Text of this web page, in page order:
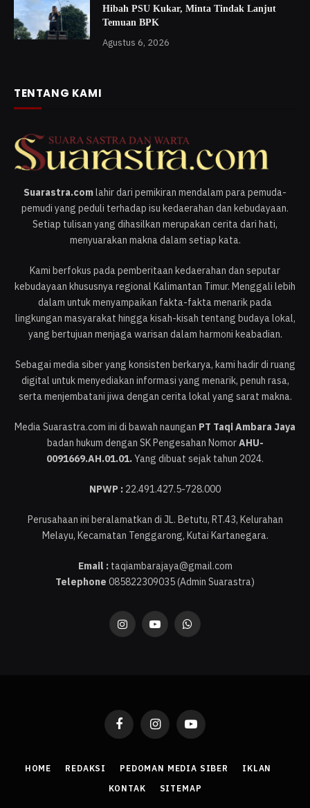
Hibah PSU Kukar, Minta Tindak Lanjut
Temuan BPK
Agustus 6, 2026
TENTANG KAMI
Suarastra.comlahir dari pemikiran mendalam para pemuda-
pemudi yang peduli terhadap isu kedaerahan dan kebudayaan.
Setiap tulisan yang dihasilkan merupakan cerita dari hati,
menyuarakan makna dalam setiap kata.
Kami berfokus pada pemberitaan kedaerahan dan seputar
kebudayaan khususnya regional Kalimantan Timur. Menggali lebih
dalam untuk menyampaikan fakta-fakta menarik pada
lingkungan masyarakat hingga kisah-kisah tentang budaya lokal,
yang bertujuan menjaga warisan dalam harmoni keabadian.
Sebagai media siber yang konsisten berkarya, kami hadir di ruang
digital untuk menyediakan informasi yang menarik, penuh rasa,
serta menjembatani jiwa dengan cerita lokal yang sarat makna.
Media Suarastra.com ini di bawah naungan PT Taqi Ambara Jaya
badan hukum dengan SK Pengesahan NomorAHU-
0091669.AH.01.01.Yang dibuat sejak tahun 2024.
NPWP : 22.491.427.5-728.000
Perusahaan ini beralamatkan di JL. Betutu, RT.43, Kelurahan
Melayu, Kecamatan Tenggarong, Kutai Kartanegara.
Email :taqiambarajaya@gmail.com
Telephone 085822309035 (Admin Suarastra)
InstagramYouTubeWhatsApp
FacebookInstagramYouTube
HOME REDAKSI PEDOMAN MEDIA SIBER
IKLAN
KONTAK
SITEMAP